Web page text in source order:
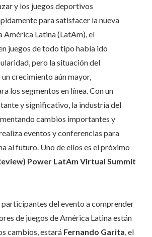
y los juegos deportivos
para satisfacer la nueva
América Latina (LatAm), el
juegos de todo tipo había ido
pero la situación del
crecimiento aún mayor,
los segmentos en línea. Con un
y significativo, la industria del
cambios importantes y
eventos y conferencias para
al futuro. Uno de ellos es el próximo
Power LatAm Virtual Summit
participantes del evento a comprender
de juegos de América Latina están
cambios, estará Fernando Garita , el